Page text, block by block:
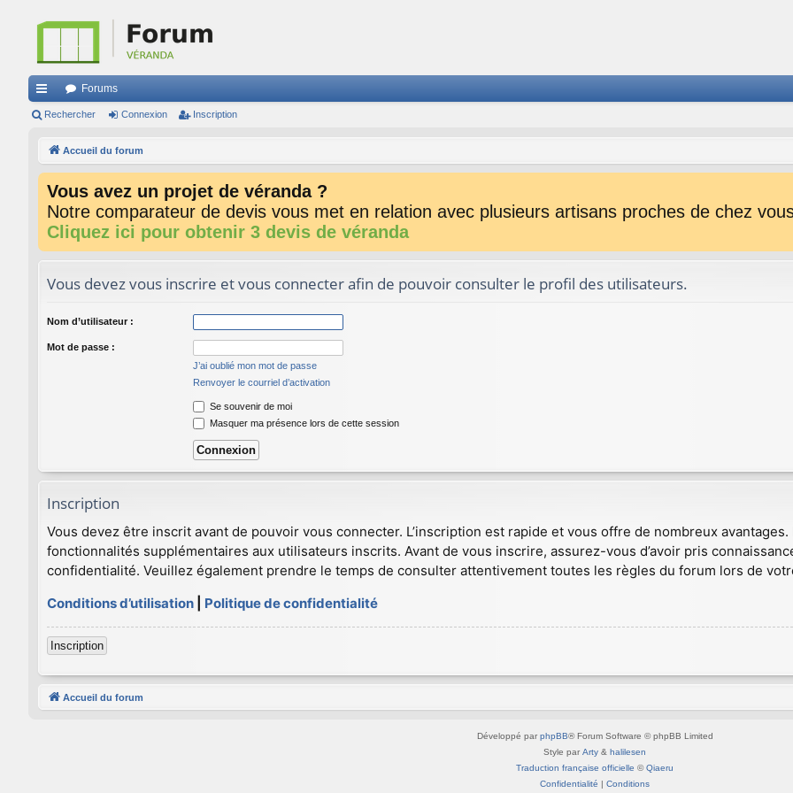
ac
Forums
Rechercher Connexion Inscription
Accueil du forum
Vous avez un projet de véranda ?
Notre comparateur de devis vous met en relation avec plusieurs artisans proches de chez
Cliquez ici pour obtenir 3 devis de véranda
Vous devez vous inscrire et vous connecter afin de pouvoir consulter le profil des utilisateurs.
Nom d’utilisateur :
Mot de passe :
J’ai oublié mon mot de passe
Renvoyer le courriel d’activation
Se souvenir de moi
Masquer ma présence lors de cette session
Inscription
Vous devez être inscrit avant de pouvoir vous connecter. L’inscription est rapide et vous offre de nombreux
fonctionnalités supplémentaires aux utilisateurs inscrits. Avant de vous inscrire, assurez-vous d’avoir pris
confidentialité. Veuillez également prendre le temps de consulter attentivement toutes les règles du forum lors de
Conditions d’utilisation
Politique de confidentialité
Inscription
Accueil du forum
Développé par phpBB® Forum Software © phpBB Limited
Style par Arty & halilesen
Traduction française officielle ©Qiaeru
Confidentialité | Conditions